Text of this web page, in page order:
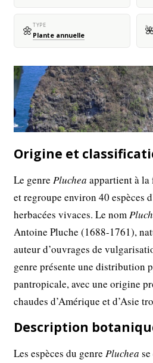
🌼TYPE
Plante annuelle
Origine et
Le genrePluchea appartient à la
et regroupe environ 40 espèces
herbacées vivaces. Le nom
Antoine Pluche (1688-1761),
auteur d’ouvrages de
genre présente une distribution
pantropicale, avec une origine
chaudes d’Amérique et d’Asie
Description
Les espèces du genrePluchea